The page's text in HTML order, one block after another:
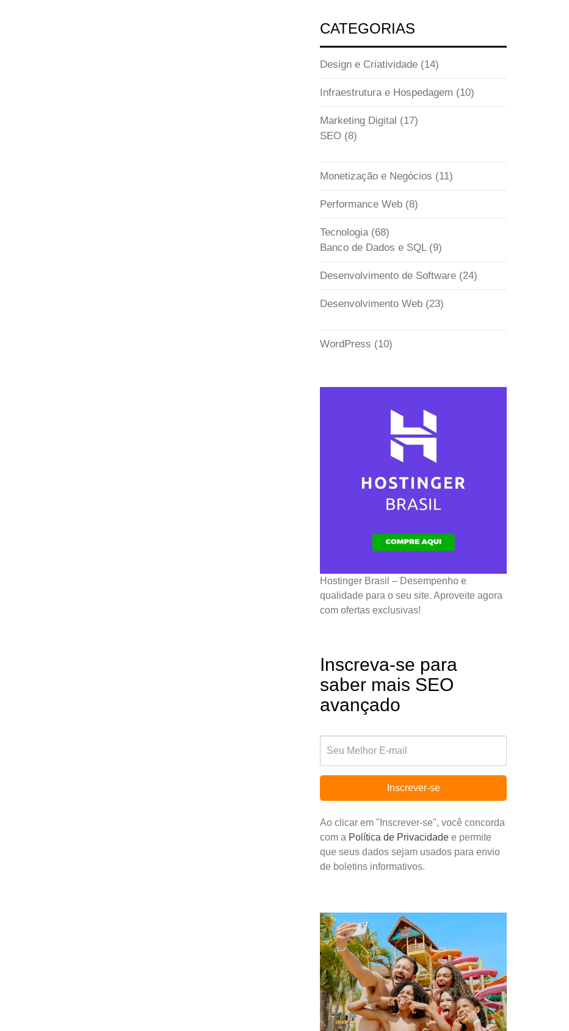
CATEGORIAS
Design e Criatividade (14)
Infraestrutura e Hospedagem (10)
Marketing Digital (17)
SEO (8)
Monetização e Negócios (11)
Performance Web (8)
Tecnologia(68)
Banco de Dados e SQL(9)
Desenvolvimento de Software (24)
Desenvolvimento Web (23)
WordPress (10)
Hostinger Brasil – Desempenho e
qualidade para o seu site. Aproveite agora
com ofertas exclusivas!
Inscreva-se para
saber mais SEO
avançado
Inscrever-se
Ao clicar em "Inscrever-se", você concorda
com a Política de Privacidade e permite
que seus dados sejam usados para envio
de boletins informativos.